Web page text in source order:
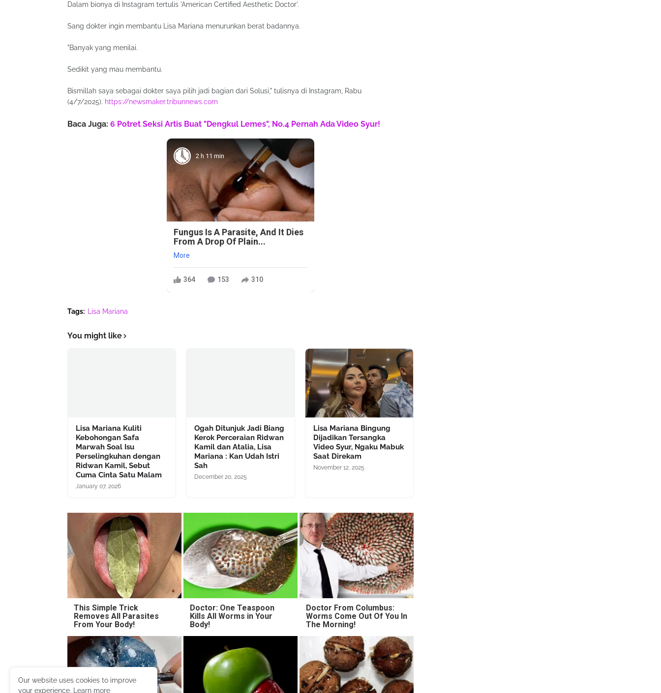
Dalam bionya di Instagram tertulis 'American Certified Aesthetic Doctor'.
Sang dokter ingin membantu Lisa Mariana menurunkan berat badannya.
"Banyak yang menilai.
Sedikit yang mau membantu.
Bismillah saya sebagai dokter saya pilih jadi bagian dari Solusi," tulisnya di Instagram, Rabu
(4/7/2025). https://newsmaker.tribunnews.com
Baca Juga: 6 Potret Seksi Artis Buat "Dengkul Lemes", No.4 Pernah Ada Video Syur!
2 h 11 min
Fungus Is A Parasite, And It Dies
From A Drop Of Plain...
More
364 153 310
Tags: Lisa Mariana
You might like
Lisa Mariana Kuliti
Kebohongan Safa
Marwah Soal Isu
Perselingkuhan dengan
Ridwan Kamil, Sebut
Cuma Cinta Satu Malam
January 07, 2026
Ogah Ditunjuk Jadi Biang
Kerok Perceraian Ridwan
Kamil dan Atalia, Lisa
Mariana : Kan Udah Istri
Sah
December 20, 2025
Lisa Mariana Bingung
Dijadikan Tersangka
Video Syur, Ngaku Mabuk
Saat Direkam
November 12, 2025
This Simple Trick
Removes All Parasites
From Your Body!
Doctor: One Teaspoon
Kills All Worms in Your
Body!
Doctor From Columbus:
Worms Come Out Of You In
The Morning!
Our website uses cookies to improve
your experience.
Learn more